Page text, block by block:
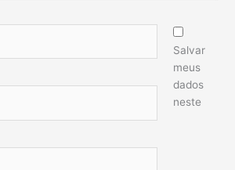
Salvar
meus
dados
neste